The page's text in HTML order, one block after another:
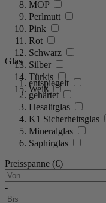
MOP
Perlmutt
Pink
Rot
Schwarz
Silber
Türkis
Weiß
Glas
entspiegelt
gehärtet
Hesalitglas
K1 Sicherheitsglas
Mineralglas
Saphirglas
Preisspanne (€)
-